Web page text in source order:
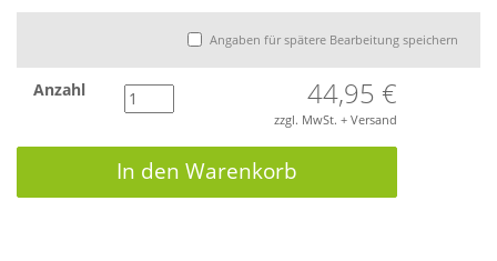
Angaben für spätere Bearbeitung speichern
Anzahl 44,95 €
zzgl. MwSt. + Versand
In den Warenkorb